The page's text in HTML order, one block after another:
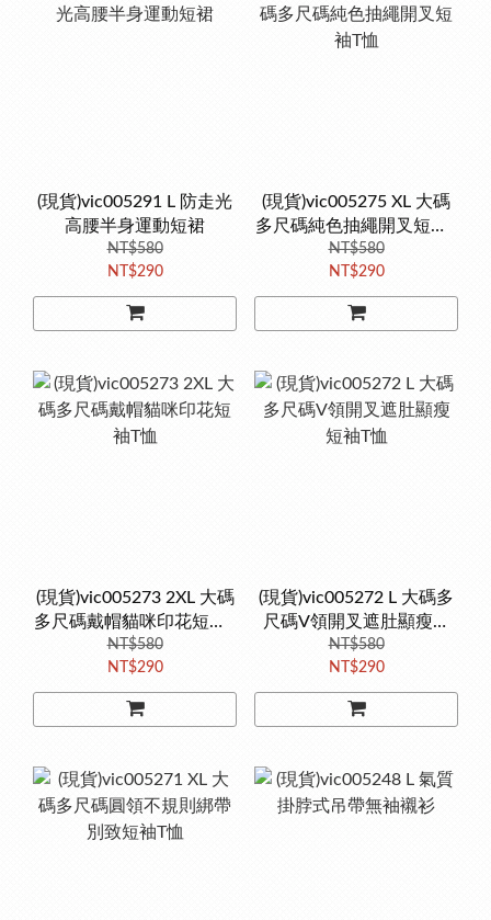
(現貨)vic005291 L 防走光
高腰半身運動短裙
NT$580
NT$290
(現貨)vic005275 XL 大碼
多尺碼純色抽繩開叉短袖T
恤
NT$580
NT$290
(現貨)vic005273 2XL 大碼
多尺碼戴帽貓咪印花短袖T
恤
NT$580
NT$290
(現貨)vic005272 L 大碼多
尺碼V領開叉遮肚顯瘦短
袖T恤
NT$580
NT$290